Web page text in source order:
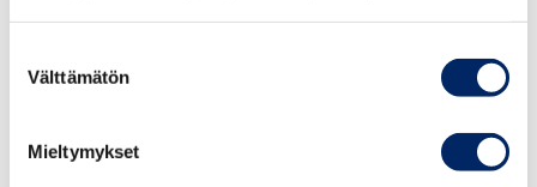
valinta
Välttämätön
Mieltymykset
myös osaamisvajeesta, sillä joka kymmenes PK-yritys
muttei tiedä miten pääsisi alkuun”, sanoo Vanhala.